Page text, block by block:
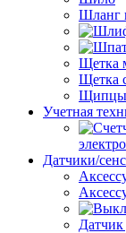
Шланг
Щетка
Щетка
Щипцы
Учетная
Датчики/